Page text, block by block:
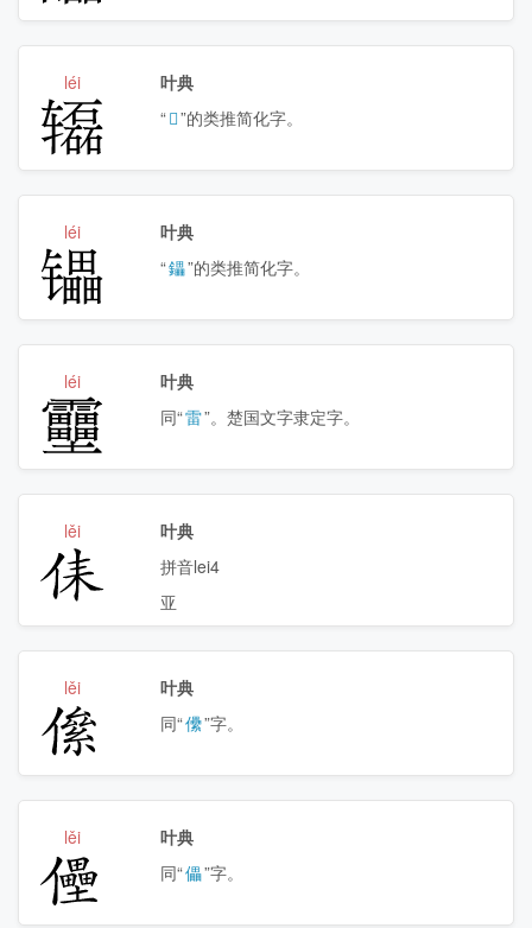
𰺢
léi
叶典
“𨏒”的类推简化字。
𰿄
léi
叶典
“鑘”的类推简化字。
𱁪
léi
叶典
同“雷”。楚国文字隶定字。
㑍
lěi
叶典
拼音lei4
亚
㒍
lěi
叶典
同“儽”字。
㒦
lěi
叶典
同“儡”字。